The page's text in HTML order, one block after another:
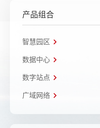
产品组合
智慧园区
数据中心
数字站点
广域网络